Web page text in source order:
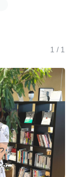
1 / 1